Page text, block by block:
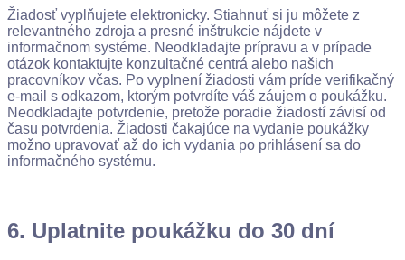
Žiadosť vyplňujete elektronicky. Stiahnuť si ju môžete z
relevantného zdroja a presné inštrukcie nájdete v
informačnom systéme. Neodkladajte prípravu a v prípade
otázok kontaktujte konzultačné centrá alebo našich
pracovníkov včas. Po vyplnení žiadosti vám príde verifikačný
e-mail s odkazom, ktorým potvrdíte váš záujem o poukážku.
Neodkladajte potvrdenie, pretože poradie žiadostí závisí od
času potvrdenia. Žiadosti čakajúce na vydanie poukážky
možno upravovať až do ich vydania po prihlásení sa do
informačného systému.
6. Uplatnite poukážku do 30 dní